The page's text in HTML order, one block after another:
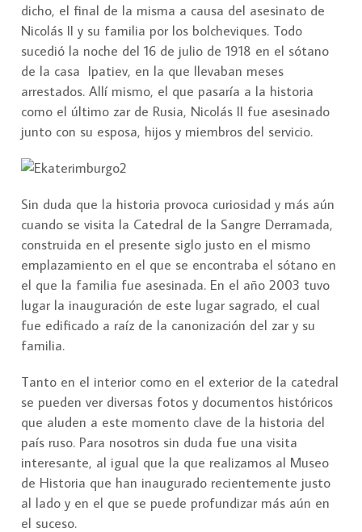
dicho, el final de la misma a causa del asesinato de
Nicolás II y su familia por los bolcheviques. Todo
sucedió la noche del 16 de julio de 1918 en el sótano
de la casa Ipatiev, en la que llevaban meses
arrestados. Allí mismo, el que pasaría a la historia
como el último zar de Rusia, Nicolás II fue asesinado
junto con su esposa, hijos y miembros del servicio.
Sin duda que la historia provoca curiosidad y más aún
cuando se visita la Catedral de la Sangre Derramada,
construida en el presente siglo justo en el mismo
emplazamiento en el que se encontraba el sótano en
el que la familia fue asesinada. En el año 2003 tuvo
lugar la inauguración de este lugar sagrado, el cual
fue edificado a raíz de la canonización del zar y su
familia.
Tanto en el interior como en el exterior de la catedral
se pueden ver diversas fotos y documentos históricos
que aluden a este momento clave de la historia del
país ruso. Para nosotros sin duda fue una visita
interesante, al igual que la que realizamos al Museo
de Historia que han inaugurado recientemente justo
al lado y en el que se puede profundizar más aún en
el suceso.